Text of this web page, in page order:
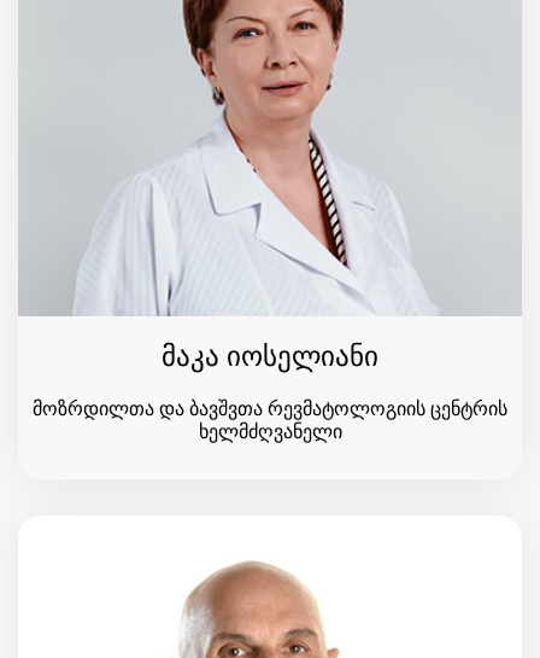
მაკა იოსელიანი
მოზრდილთა და ბავშვთა რევმატოლოგიის ცენტრის
ხელმძღვანელი